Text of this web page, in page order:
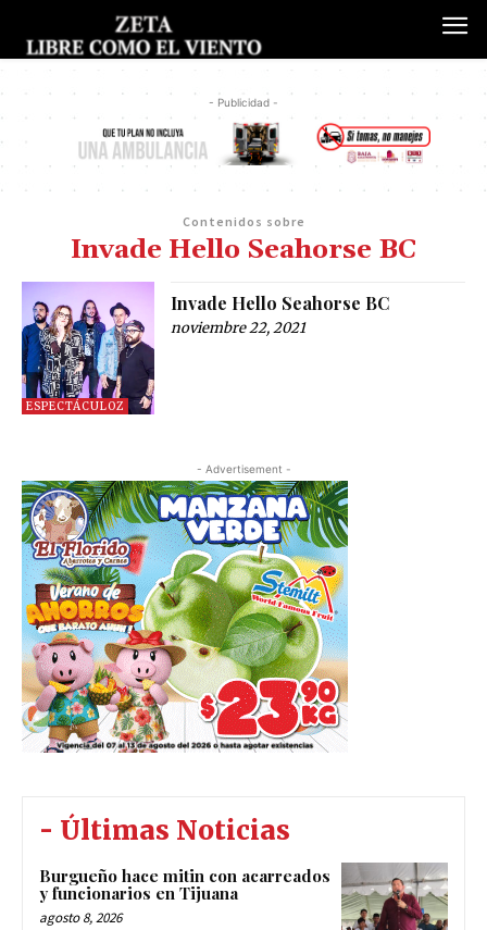
- Publicidad -
Contenidos sobre
Invade Hello Seahorse BC
ESPECTÁCULOZ
Invade Hello Seahorse BC
noviembre 22, 2021
- Advertisement -
- Últimas Noticias
Burgueño hace mitin con acarreados
y funcionarios en Tijuana
agosto 8, 2026